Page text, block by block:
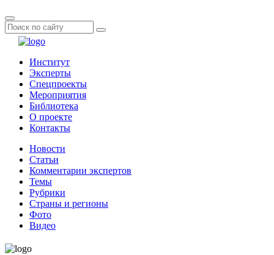
Институт
Эксперты
Спецпроекты
Мероприятия
Библиотека
О проекте
Контакты
Новости
Статьи
Комментарии экспертов
Темы
Рубрики
Страны и регионы
Фото
Видео